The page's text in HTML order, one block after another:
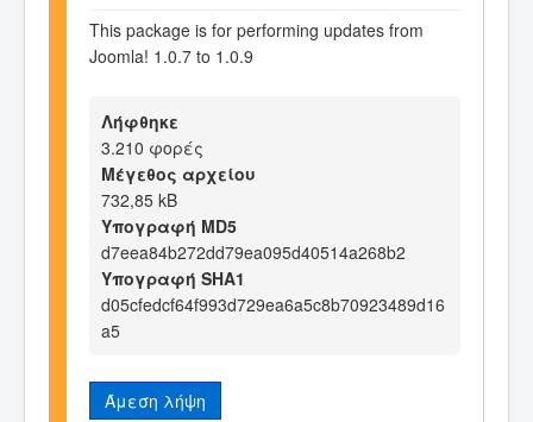
This package is for performing updates from
Joomla! 1.0.7 to 1.0.9
Λήφθηκε
3.210 φορές
Μέγεθος αρχείου
732,85 kB
Υπογραφή MD5
d7eea84b272dd79ea095d40514a268b2
Υπογραφή SHA1
d05cfedcf64f993d729ea6a5c8b70923489d16
a5
Άμεση λήψη